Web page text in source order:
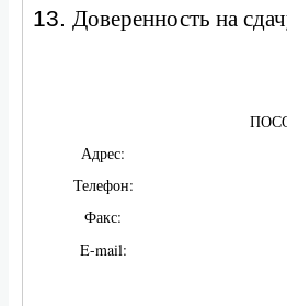
Доверенность на
Адрес:
Телефон:
Факс:
E-mail: